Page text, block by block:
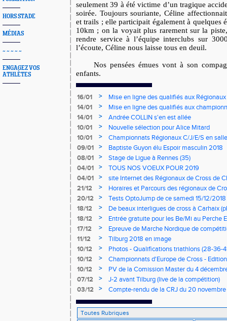
HORS STADE
MÉDIAS
~ ~ ~ ~ ~
ENGAGEZ VOS
ATHLÈTES
seulement 39 à été victime d’un tragique
soirée. Toujours souriante, Céline
et trails ; elle participait également à quelques
10km ; on la voyait plus rarement sur la
rendre service à l’équipe interclubs sur
l’écoute, Céline nous laisse tous en deuil.
Nos pensées émues vont à son
enfants.
16/01 >
Mise en ligne des qualifiés aux
14/01
>
Mise en ligne des qualifiés aux
14/01
>
Andrée COLLIN s'en est allée
10/01
>
Nouvelle sélection pour Alice Mitard
10/01
>
Championnats Régionaux C/J/E/S en
mercredi à 9h00
09/01 >
Baptiste Guyon élu Espoir masculin 2018
08/01
>
Stage de Ligue à Rennes (35)
04/01
>
TOUS NOS VOEUX POUR 2019
04/01
>
site Internet des Régionaux de Cross de
21/12
>
Horaires et Parcours des régionaux de
20/12
>
Tests OptoJump de ce samedi 15/12/2018
18/12
>
De beaux interligues de cross à Carhaix
18/12
>
Entrée gratuite pour les Be/Mi au Perche
17/12
>
Epreuve de Marche Nordique de
de cross du Loir et Cher
11/12 >
Tilburg 2018 en image
10/12
>
Photos - Qualifications triathlons (28-36-
10/12
>
Championnats d'Europe de Cross -
10/12
>
PV de la Comission Master du 4
07/12
>
J-2 avant Tilburg (live de la compétition)
03/12
> Compte-rendu de la CRJ du 20 novembre